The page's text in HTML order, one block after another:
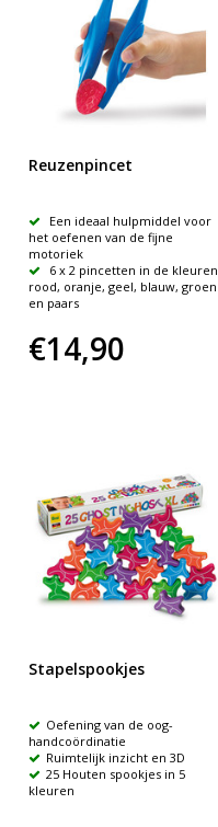
Reuzenpincet
Een ideaal hulpmiddel voor
het oefenen van de fijne
motoriek
6 x 2 pincetten in de kleuren
rood, oranje, geel, blauw, groen
en paars
€14,90
Stapelspookjes
Oefening van de oog-
handcoördinatie
Ruimtelijk inzicht en 3D
25 Houten spookjes in 5
kleuren